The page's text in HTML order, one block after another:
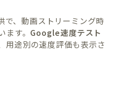
、動画ストリーミング時
す。 Google速度テスト
用途別の速度評価も表示さ